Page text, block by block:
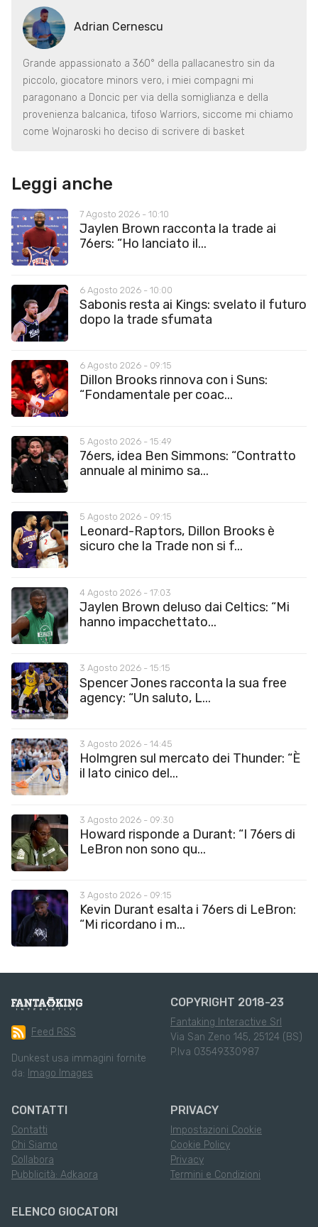
Adrian Cernescu
Grande appassionato a 360° della pallacanestro sin da
piccolo, giocatore minors vero, i miei compagni mi
paragonano a Doncic per via della somiglianza e della
provenienza balcanica, tifoso Warriors, siccome mi chiamo
come Wojnaroski ho deciso di scrivere di basket
Leggi anche
7 Agosto 2026 - 10:10
Jaylen Brown racconta la trade ai
76ers: “Ho lanciato il...
6 Agosto 2026 - 10:00
Sabonis resta ai Kings: svelato il futuro
dopo la trade sfumata
6 Agosto 2026 - 09:15
Dillon Brooks rinnova con i Suns:
“Fondamentale per coac...
5 Agosto 2026 - 15:49
76ers, idea Ben Simmons: “Contratto
annuale al minimo sa...
5 Agosto 2026 - 09:15
Leonard-Raptors, Dillon Brooks è
sicuro che la Trade non si f...
4 Agosto 2026 - 17:03
Jaylen Brown deluso dai Celtics: “Mi
hanno impacchettato...
3 Agosto 2026 - 15:15
Spencer Jones racconta la sua free
agency: “Un saluto, L...
3 Agosto 2026 - 14:45
Holmgren sul mercato dei Thunder: “È
il lato cinico del...
3 Agosto 2026 - 09:30
Howard risponde a Durant: “I 76ers di
LeBron non sono qu...
3 Agosto 2026 - 09:15
Kevin Durant esalta i 76ers di LeBron:
“Mi ricordano i m...
Feed RSS
Dunkest usa immagini fornite
da: Imago Images
COPYRIGHT 2018-23
Fantaking Interactive Srl
Via San Zeno 145, 25124 (BS)
P.Iva 03549330987
CONTATTI
Contatti
Chi Siamo
Collabora
Pubblicità: Adkaora
PRIVACY
Impostazioni Cookie
Cookie Policy
Privacy
Termini e Condizioni
ELENCO GIOCATORI